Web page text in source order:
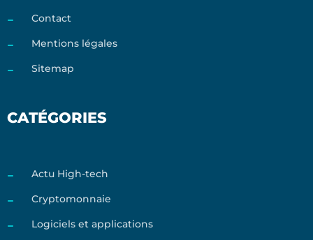
Contact
Mentions légales
Sitemap
CATÉGORIES
Actu High-tech
Cryptomonnaie
Logiciels et applications